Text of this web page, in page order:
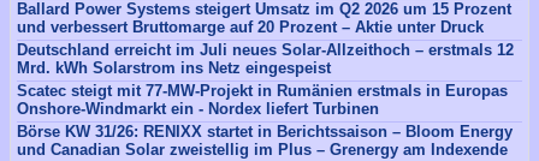
Ballard Power Systems steigert Umsatz im Q2 2026 um 15 Prozent
und verbessert Bruttomarge auf 20 Prozent – Aktie unter Druck
Deutschland erreicht im Juli neues Solar-Allzeithoch – erstmals 12
Mrd. kWh Solarstrom ins Netz eingespeist
Scatec steigt mit 77-MW-Projekt in Rumänien erstmals in Europas
Onshore-Windmarkt ein - Nordex liefert Turbinen
Börse KW 31/26: RENIXX startet in Berichtssaison – Bloom Energy
und Canadian Solar zweistellig im Plus – Grenergy am Indexende